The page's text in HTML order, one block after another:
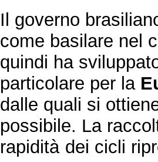
Il governo
come basilare nel
quindi ha
particolare per la
dalle quali si
possibile. La
rapidità- dei cicli